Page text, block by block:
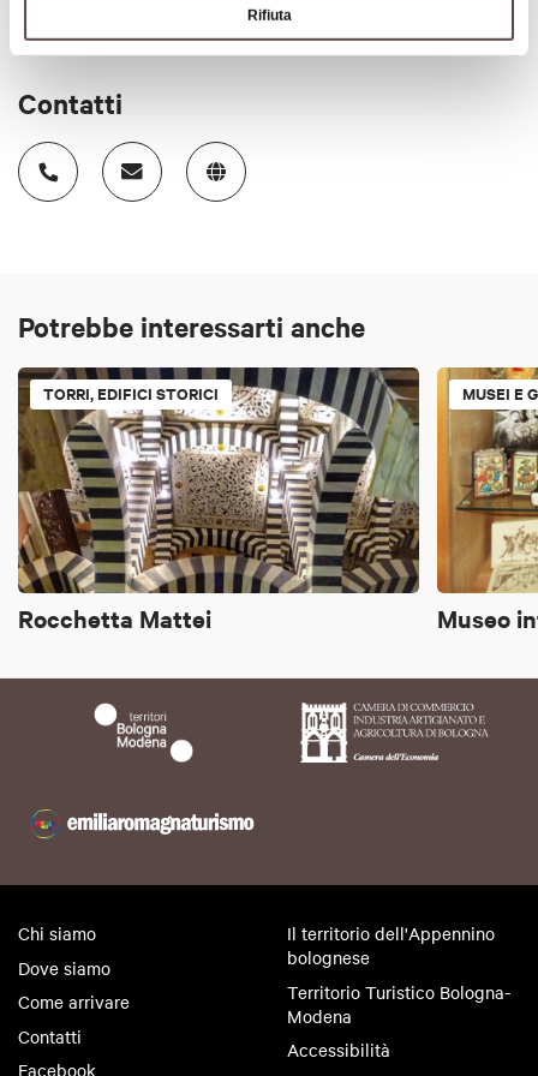
Rifiuta
Contatti
Potrebbe interessarti anche
TORRI, EDIFICI STORICI
Rocchetta Mattei
MUSEI E
Museo
Chi siamo
Dove siamo
Come arrivare
Contatti
Facebook
Il territorio dell'Appennino
bolognese
Territorio Turistico Bologna-
Modena
Accessibilità